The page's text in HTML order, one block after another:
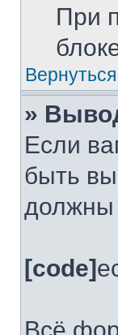
При
»
Если
быть
должны
[code]